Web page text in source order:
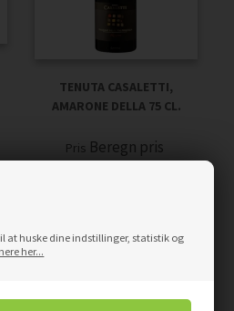
at huske dine indstillinger, statistik og
her...
TENUTA CASALETTI,
AMARONE DELLA 75 CL.
Pris Beregn pris